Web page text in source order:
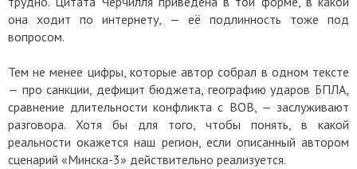
она ходит по интернету, — её подлинность тоже под
вопросом.
Тем не менее цифры, которые автор собрал в одном тексте
— про санкции, дефицит бюджета, географию ударов БПЛА,
сравнение длительности конфликта с ВОВ, — заслуживают
разговора. Хотя бы для того, чтобы понять, в какой
реальности окажется наш регион, если описанный автором
сценарий «Минска-3» действительно реализуется.